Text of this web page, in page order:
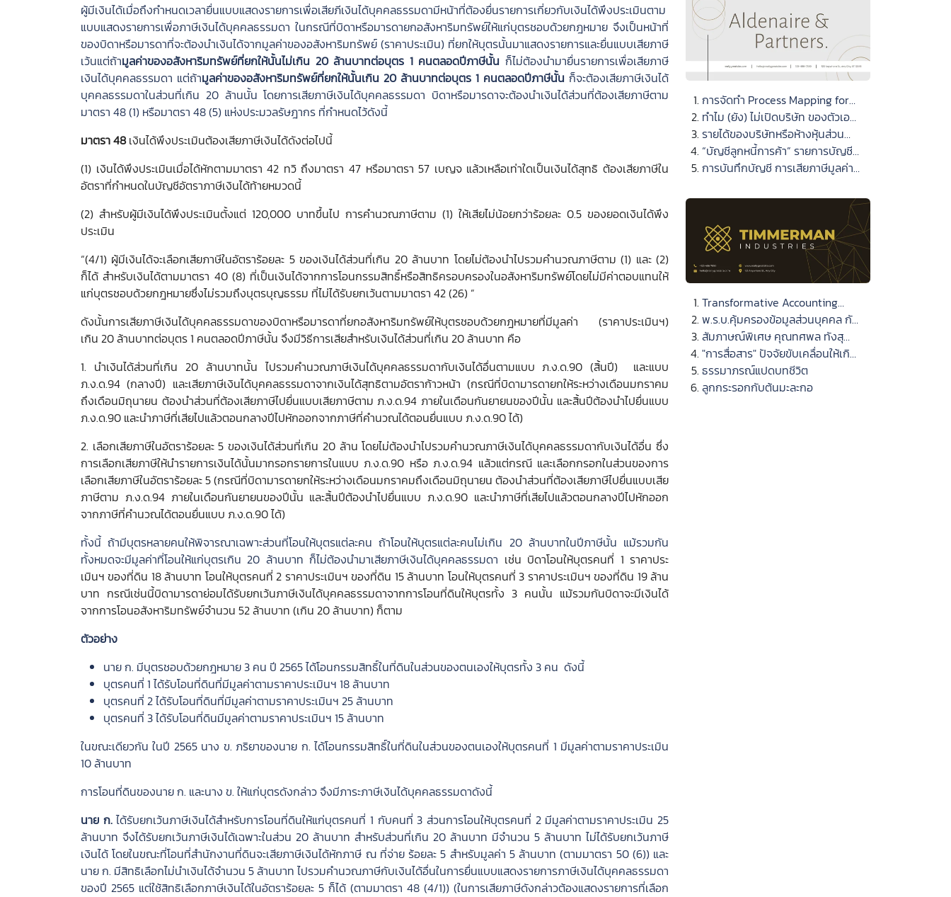
ผู้มีเงินได้เมื่อถึงกำหนดเวลายื่นแบบแสดงรายการเพื่อเสียภีเงินได้บุคคลธรรมดามีหน้าที่ต้องยื่นรายการเกี่ยวกับเงินได้พึงประเมินตาม
แบบแสดงรายการเพื่อภาษีเงินได้บุคคลธรรมดา ในกรณีที่บิดาหรือมารดายกอสังหาริมทรัพย์ให้แก่บุตรชอบด้วยกฎหมาย จึงเป็นหน้าที่
ของบิดาหรือมารดาที่จะต้องนำเงินได้จากมูลค่าของอสังหาริมทรัพย์ (ราคาประเมิน) ที่ยกให้บุตรนั้นมาแสดงรายการและยื่นแบบเสียภาษี
เว้นแต่ถ้ามูลค่าของอสังหาริมทรัพย์ที่ยกให้นั้นไม่เกิน 20 ล้านบาทต่อบุตร 1 คนตลอดปีภาษีนั้น ก็ไม่ต้องนำมายื่นรายการเพื่อเสียภาษี
เงินได้บุคคลธรรมดา แต่ถ้ามูลค่าของอสังหาริมทรัพย์ที่ยกให้นั้นเกิน 20 ล้านบาทต่อบุตร 1 คนตลอดปีภาษีนั้น ก็จะต้องเสียภาษีเงินได้
บุคคลธรรมดาในส่วนที่เกิน 20 ล้านนั้น โดยการเสียภาษีเงินได้บุคคลธรรมดา บิดาหรือมารดาจะต้องนำเงินได้ส่วนที่ต้องเสียภาษีตาม
มาตรา 48 (1) หรือมาตรา 48 (5) แห่งประมวลรัษฎากร ที่กำหนดไว้ดังนี้
มาตรา 48เงินได้พึงประเมินต้องเสียภาษีเงินได้ดังต่อไปนี้
(1) เงินได้พึงประเมินเมื่อได้หักตามมาตรา 42 ทวิ ถึงมาตรา 47 หรือมาตรา 57 เบญจ แล้วเหลือเท่าใดเป็นเงินได้สุทธิ ต้องเสียภาษีใน
อัตราที่กำหนดในบัญชีอัตราภาษีเงินได้ท้ายหมวดนี้
(2) สำหรับผู้มีเงินได้พึงประเมินตั้งแต่ 120,000 บาทขึ้นไป การคำนวณภาษีตาม (1) ให้เสียไม่น้อยกว่าร้อยละ 0.5 ของยอดเงินได้พึง
ประเมิน
“(4/1) ผู้มีเงินได้จะเลือกเสียภาษีในอัตราร้อยละ 5 ของเงินได้ส่วนที่เกิน 20 ล้านบาท โดยไม่ต้องนำไปรวมคำนวณภาษีตาม (1) และ (2)
ก็ได้ สำหรับเงินได้ตามมาตรา 40 (8) ที่เป็นเงินได้จากการโอนกรรมสิทธิ์หรือสิทธิครอบครองในอสังหาริมทรัพย์โดยไม่มีค่าตอบแทนให้
แก่บุตรชอบด้วยกฎหมายซึ่งไม่รวมถึงบุตรบุญธรรม ที่ไม่ได้รับยกเว้นตามมาตรา 42 (26) ”
ดังนั้นการเสียภาษีเงินได้บุคคลธรรมดาของบิดาหรือมารดาที่ยกอสังหาริมทรัพย์ให้บุตรชอบด้วยกฎหมายที่มีมูลค่า (ราคาประเมินฯ)
เกิน 20 ล้านบาทต่อบุตร 1 คนตลอดปีภาษีนั้น จึงมีวิธีการเสียสำหรับเงินได้ส่วนที่เกิน 20 ล้านบาท คือ
1. นำเงินได้ส่วนที่เกิน 20 ล้านบาทนั้น ไปรวมคำนวณภาษีเงินได้บุคคลธรรมดากับเงินได้อื่นตามแบบ ภ.ง.ด.90 (สิ้นปี) และแบบ
ภ.ง.ด.94 (กลางปี) และเสียภาษีเงินได้บุคคลธรรมดาจากเงินได้สุทธิตามอัตราก้าวหน้า (กรณีที่บิดามารดายกให้ระหว่างเดือนมกราคม
ถึงเดือนมิถุนายน ต้องนำส่วนที่ต้องเสียภาษีไปยื่นแบบเสียภาษีตาม ภ.ง.ด.94 ภายในเดือนกันยายนของปีนั้น และสิ้นปีต้องนำไปยื่นแบบ
ภ.ง.ด.90 และนำภาษีที่เสียไปแล้วตอนกลางปีไปหักออกจากภาษีที่คำนวณได้ตอนยื่นแบบ ภ.ง.ด.90 ได้)
2. เลือกเสียภาษีในอัตราร้อยละ 5 ของเงินได้ส่วนที่เกิน 20 ล้าน โดยไม่ต้องนำไปรวมคำนวณภาษีเงินได้บุคคลธรรมดากับเงินได้อื่น ซึ่ง
การเลือกเสียภาษีให้นำรายการเงินได้นั้นมากรอกรายการในแบบ ภ.ง.ด.90 หรือ ภ.ง.ด.94 แล้วแต่กรณี และเลือกกรอกในส่วนของการ
เลือกเสียภาษีในอัตราร้อยละ 5 (กรณีที่บิดามารดายกให้ระหว่างเดือนมกราคมถึงเดือนมิถุนายน ต้องนำส่วนที่ต้องเสียภาษีไปยื่นแบบเสีย
ภาษีตาม ภ.ง.ด.94 ภายในเดือนกันยายนของปีนั้น และสิ้นปีต้องนำไปยื่นแบบ ภ.ง.ด.90 และนำภาษีที่เสียไปแล้วตอนกลางปีไปหักออก
จากภาษีที่คำนวณได้ตอนยื่นแบบ ภ.ง.ด.90 ได้)
ทั้งนี้ ถ้ามีบุตรหลายคนให้พิจารณาเฉพาะส่วนที่โอนให้บุตรแต่ละคน ถ้าโอนให้บุตรแต่ละคนไม่เกิน 20 ล้านบาทในปีภาษีนั้น แม้รวมกัน
ทั้งหมดจะมีมูลค่าที่โอนให้แก่บุตรเกิน 20 ล้านบาท ก็ไม่ต้องนำมาเสียภาษีเงินได้บุคคลธรรมดา เช่น บิดาโอนให้บุตรคนที่ 1 ราคาประ
เมินฯ ของที่ดิน 18 ล้านบาท โอนให้บุตรคนที่ 2 ราคาประเมินฯ ของที่ดิน 15 ล้านบาท โอนให้บุตรคนที่ 3 ราคาประเมินฯ ของที่ดิน 19 ล้าน
บาท กรณีเช่นนี้บิดามารดาย่อมได้รับยกเว้นภาษีเงินได้บุคคลธรรมดาจากการโอนที่ดินให้บุตรทั้ง 3 คนนั้น แม้รวมกันบิดาจะมีเงินได้
จากการโอนอสังหาริมทรัพย์จำนวน 52 ล้านบาท (เกิน 20 ล้านบาท) ก็ตาม
ตัวอย่าง
นาย ก. มีบุตรชอบด้วยกฎหมาย 3 คน ปี 2565 ได้โอนกรรมสิทธิ์ในที่ดินในส่วนของตนเองให้บุตรทั้ง 3 คน ดังนี้
บุตรคนที่ 1 ได้รับโอนที่ดินที่มีมูลค่าตามราคาประเมินฯ 18 ล้านบาท
บุตรคนที่ 2 ได้รับโอนที่ดินที่มีมูลค่าตามราคาประเมินฯ 25 ล้านบาท
บุตรคนที่ 3 ได้รับโอนที่ดินมีมูลค่าตามราคาประเมินฯ 15 ล้านบาท
ในขณะเดียวกัน ในปี 2565 นาง ข. ภริยาของนาย ก. ได้โอนกรรมสิทธิ์ในที่ดินในส่วนของตนเองให้บุตรคนที่ 1 มีมูลค่าตามราคาประเมิน
10 ล้านบาท
การโอนที่ดินของนาย ก. และนาง ข. ให้แก่บุตรดังกล่าว จึงมีภาระภาษีเงินได้บุคคลธรรมดาดังนี้
นาย ก.ได้รับยกเว้นภาษีเงินได้สำหรับการโอนที่ดินให้แก่บุตรคนที่ 1 กับคนที่ 3 ส่วนการโอนให้บุตรคนที่ 2 มีมูลค่าตามราคาประเมิน 25
ล้านบาท จึงได้รับยกเว้นภาษีเงินได้เฉพาะในส่วน 20 ล้านบาท สำหรับส่วนที่เกิน 20 ล้านบาท มีจำนวน 5 ล้านบาท ไม่ได้รับยกเว้นภาษี
เงินได้ โดยในขณะที่โอนที่สำนักงานที่ดินจะเสียภาษีเงินได้หักภาษี ณ ที่จ่าย ร้อยละ 5 สำหรับมูลค่า 5 ล้านบาท (ตามมาตรา 50 (6)) และ
นาย ก. มีสิทธิเลือกไม่นำเงินได้จำนวน 5 ล้านบาท ไปรวมคำนวณภาษีกับเงินได้อื่นในการยื่นแบบแสดงรายการภาษีเงินได้บุคคลธรรมดา
ของปี 2565 แต่ใช้สิทธิเลือกภาษีเงินได้ในอัตราร้อยละ 5 ก็ได้ (ตามมาตรา 48 (4/1)) (ในการเสียภาษีดังกล่าวต้องแสดงรายการที่เลือก
การจัดทำ Process Mapping for
Accounting เพื่อการควบคุมงาน
บัญชี
ทำไม (ยัง) ไม่เปิดบริษัท ของตัวเอง
?
รายได้ของบริษัทหรือห้างหุ้นส่วน
นิติบุคคล
“บัญชีลูกหนี้การค้า” รายการบัญชีที่
สำคัญ นักบัญชีต้องบริหารจัดการ
การบันทึกบัญชี การเสียภาษีมูลค่า
Transformative Accounting
เปลี่ยนโฉมการทำงานบัญชีด้วย
เทคโนโลยียุคดิจิทัล
พ.ร.บ.คุ้มครองข้อมูลส่วนบุคคล กับ
“งานบัญชี” ที่ผู้ประกอบการต้องรู้
สัมภาษณ์พิเศษ คุณทศพล ทังสุ
บุตร อธิบดีกรมพัฒนาธุรกิจการค้า
“Powered by DBD เสริมพลังผู้
ประกอบการ ขับเคลื่อนเศรษฐกิจ
"การสื่อสาร" ปัจจัยขับเคลื่อนให้เกิด
วัฒนธรรม Feedback และ
Coaching
ธรรมาภรณ์แปดบทชีวิต
ลูกกระรอกกับต้นมะละกอ